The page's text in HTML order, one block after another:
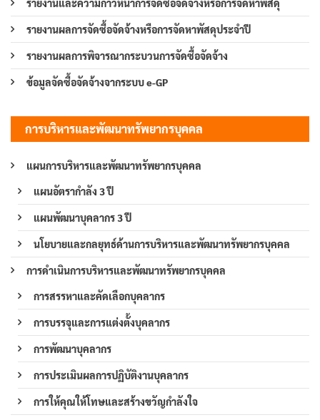
รายงานและความก้าวหน้าการจัดซื้อจัดจ้างหรือการจัดหาพัสดุ
รายงานผลการจัดซื้อจัดจ้างหรือการจัดหาพัสดุประจำปี
รายงานผลการพิจารณากระบวนการจัดซื้อจัดจ้าง
ข้อมูลจัดซื้อจัดจ้างจากระบบ e-GP
การบริหารและพัฒนาทรัพยากรบุคคล
แผนการบริหารและพัฒนาทรัพยากรบุคคล
แผนอัตรากำลัง 3 ปี
แผนพัฒนาบุคลากร 3 ปี
นโยบายและกลยุทธ์ด้านการบริหารและพัฒนาทรัพยากรบุคคล
การดำเนินการบริหารและพัฒนาทรัพยากรบุคคล
การสรรหาและคัดเลือกบุคลากร
การบรรจุและการแต่งตั้งบุคลากร
การพัฒนาบุคลากร
การประเมินผลการปฏิบัติงานบุคลากร
การให้คุณให้โทษและสร้างขวัญกำลังใจ